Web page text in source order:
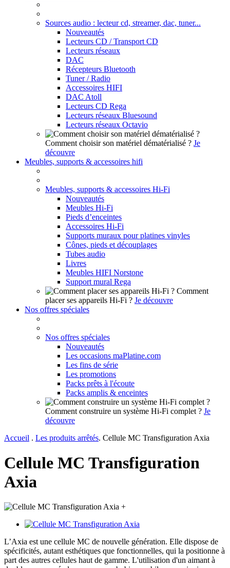
Sources audio : lecteur cd, streamer, dac, tuner...
Nouveautés
Lecteurs CD / Transport CD
Lecteurs réseaux
DAC
Récepteurs Bluetooth
Tuner / Radio
Accessoires HIFI
DAC Atoll
Lecteurs CD Rega
Lecteurs réseaux Bluesound
Lecteurs réseaux Octavio
Comment choisir son matériel dématérialisé ? Je
découvre
Meubles, supports & accessoires hifi
Meubles, supports & accessoires Hi-Fi
Nouveautés
Meubles Hi-Fi
Pieds d’enceintes
Accessoires Hi-Fi
Supports muraux pour platines vinyles
Cônes, pieds et découplages
Tubes audio
Livres
Meubles HIFI Norstone
Support mural Rega
Comment
placer ses appareils Hi-Fi ? Je découvre
Nos offres spéciales
Nos offres spéciales
Nouveautés
Les occasions maPlatine.com
Les fins de série
Les promotions
Packs prêts à l'écoute
Packs amplis & enceintes
Comment construire un système Hi-Fi complet ? Je
découvre
Accueil . Les produits arrêtés. Cellule MC Transfiguration Axia
Cellule MC Transfiguration
Axia
+
L’Axia est une cellule MC de nouvelle génération. Elle dispose de
spécificités, autant esthétiques que fonctionnelles, qui la positionne à
part des autres cellules haut de gamme. L'utilisation d'un aimant à